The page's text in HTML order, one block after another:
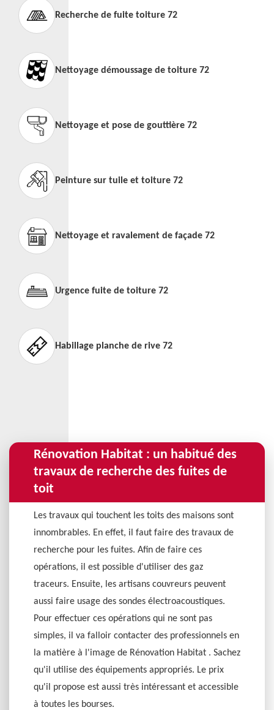
Recherche de fuite toiture 72
Nettoyage démoussage de toiture 72
Nettoyage et pose de gouttière 72
Peinture sur tuile et toiture 72
Nettoyage et ravalement de façade 72
Urgence fuite de toiture 72
Habillage planche de rive 72
Rénovation Habitat : un habitué des
travaux de recherche des fuites de
toit
Les travaux qui touchent les toits des maisons sont
innombrables. En effet, il faut faire des travaux de
recherche pour les fuites. Afin de faire ces
opérations, il est possible d'utiliser des gaz
traceurs. Ensuite, les artisans couvreurs peuvent
aussi faire usage des sondes électroacoustiques.
Pour effectuer ces opérations qui ne sont pas
simples, il va falloir contacter des professionnels en
la matière à l'image de Rénovation Habitat . Sachez
qu'il utilise des équipements appropriés. Le prix
qu'il propose est aussi très intéressant et accessible
à toutes les bourses.